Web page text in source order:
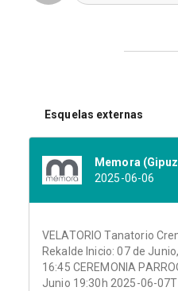
Esquelas externas
Memora
2025-06-06
VELATORIO Tanatorio
Rekalde Inicio: 07 de
16:45 CEREMONIA
Junio 19:30h 2025-06-